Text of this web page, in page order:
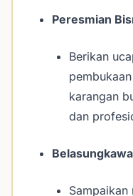
Peresmian
Berikan
karangan
dan